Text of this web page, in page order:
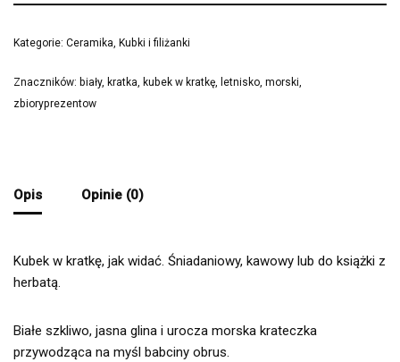
Kategorie: Ceramika, Kubki i filiżanki
Znaczników: biały, kratka, kubek w kratkę, letnisko, morski,
zbioryprezentow
Opis Opinie (0)
Kubek w kratkę, jak widać. Śniadaniowy, kawowy lub do książki z
herbatą.
Białe szkliwo, jasna glina i urocza morska krateczka
przywodząca na myśl babciny obrus.